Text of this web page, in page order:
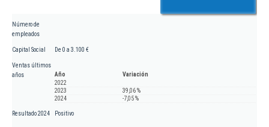
Número de
empleados
Capital Social De 0 a 3.100 €
Ventas últimos
años
Año
Variación
2022
2023
39,06 %
2024
-7,05 %
Resultado 2024 Positivo